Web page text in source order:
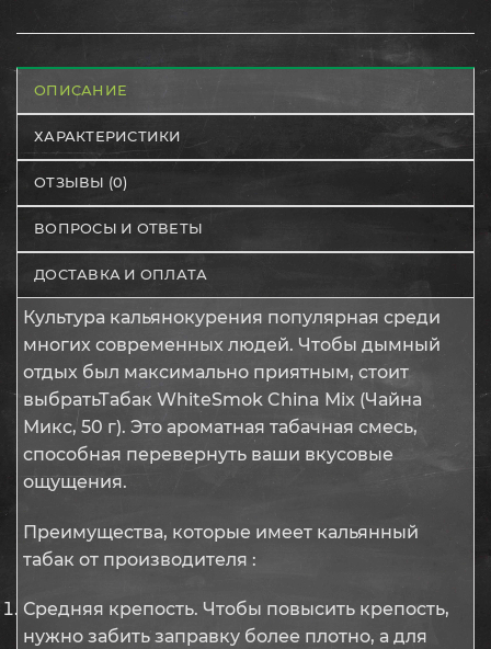
ОПИСАНИЕ
ХАРАКТЕРИСТИКИ
ОТЗЫВЫ (0)
ВОПРОСЫ И ОТВЕТЫ
ДОСТАВКА И ОПЛАТА
Культура кальянокурения популярная среди
многих современных людей. Чтобы дымный
отдых был максимально приятным, стоит
выбратьТабак WhiteSmok China Mix (Чайна
Микс, 50 г). Это ароматная табачная смесь,
способная перевернуть ваши вкусовые
ощущения.
Преимущества, которые имеет кальянный
табак от производителя :
Средняя крепость. Чтобы повысить крепость,
нужно забить заправку более плотно, а для